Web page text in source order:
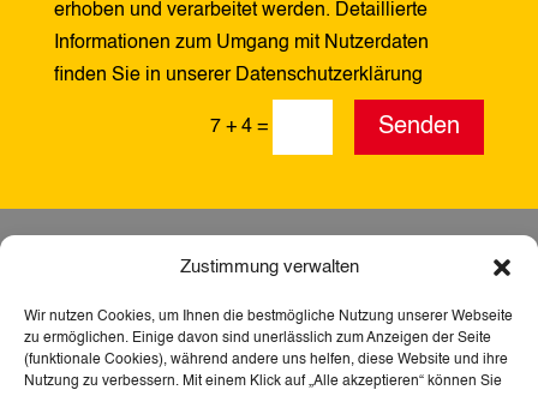
Zustimmung verwalten
Wir nutzen Cookies, um Ihnen die bestmögliche Nutzung unserer Webseite
zu ermöglichen. Einige davon sind unerlässlich zum Anzeigen der Seite
(funktionale Cookies), während andere uns helfen, diese Website und ihre
Nutzung zu verbessern. Mit einem Klick auf „Alle akzeptieren“ können Sie
erhoben und verarbeitet werden. Detaillierte
Informationen zum Umgang mit Nutzerdaten
finden Sie in unserer Datenschutzerklärung
7 + 4 = Senden